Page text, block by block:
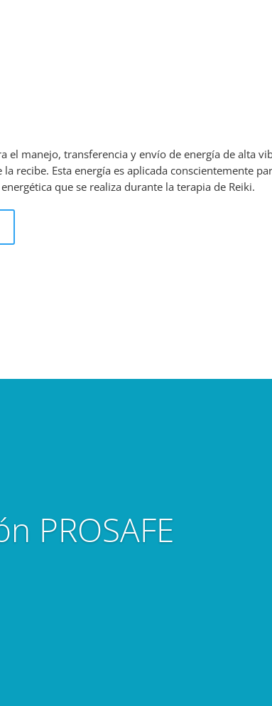
el manejo, transferencia y envío de energía de alta
la recibe. Esta energía es aplicada conscientemente
que se realiza durante la terapia de Reiki.
PROSAFE